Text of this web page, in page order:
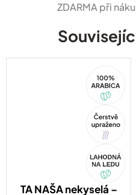
ZDARMA při
Tip
Arabica
TA NAŠA nekyselá –